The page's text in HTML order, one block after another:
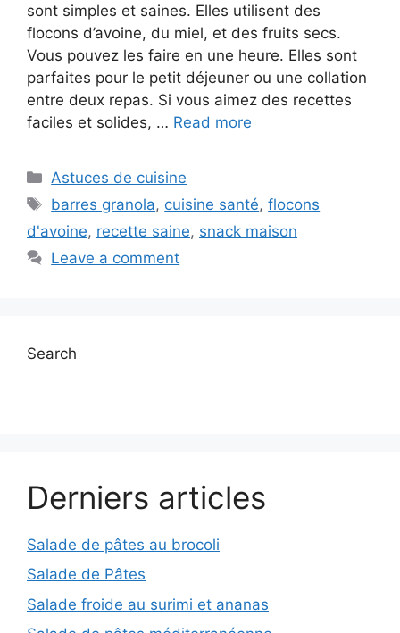
sont simples et saines. Elles utilisent des
flocons d’avoine, du miel, et des fruits secs.
Vous pouvez les faire en une heure. Elles sont
parfaites pour le petit déjeuner ou une collation
entre deux repas. Si vous aimez des recettes
faciles et solides, … Read more
Categories
Astuces de cuisine
Tags
barres granola, cuisine santé,flocons
d'avoine, recette saine, snack maison
Leave a comment
Search
Derniers articles
Salade de pâtes au brocoli
Salade de Pâtes
Salade froide au surimi et ananas